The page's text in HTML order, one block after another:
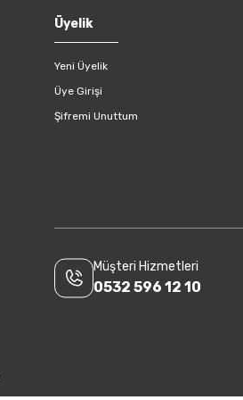
Üyelik
Yeni Üyelik
Üye Girişi
Şifremi Unuttum
Müşteri Hizmetleri
0532 596 12 10